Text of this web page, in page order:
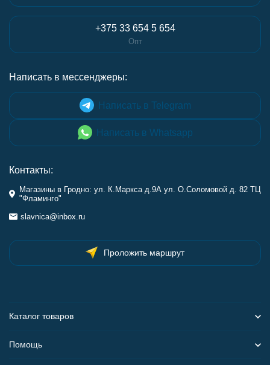
+375 33 654 5 654
Опт
Написать в мессенджеры:
Написать в Telegram
Написать в Whatsapp
Контакты:
Магазины в Гродно: ул. К.Маркса д.9А ул. О.Соломовой д. 82 ТЦ
"Фламинго"
slavnica@inbox.ru
Проложить маршрут
Каталог товаров
Помощь